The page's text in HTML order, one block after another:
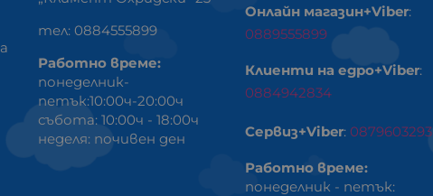
тел: 0884555899
Работно време:
понеделник-
петък:10:00ч-20:00ч
събота: 10:00ч - 18:00ч
неделя: почивен ден
Онлайн магазин+Viber:
0889555899
Клиенти на едро+Viber:
0884942834
Сервиз+Viber: 0879603293
Работно време:
понеделник - петък: